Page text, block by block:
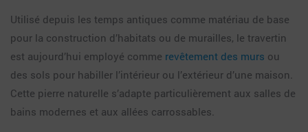
Utilisé depuis les temps antiques comme matériau de base
pour la construction d’habitats ou de murailles, le travertin
est aujourd’hui employé comme revêtement des murs ou
des sols pour habiller l’intérieur ou l’extérieur d’une maison.
Cette pierre naturelle s’adapte particulièrement aux salles de
bains modernes et aux allées carrossables.